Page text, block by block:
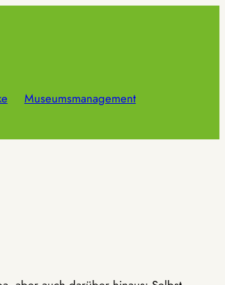
Museumsmanagement